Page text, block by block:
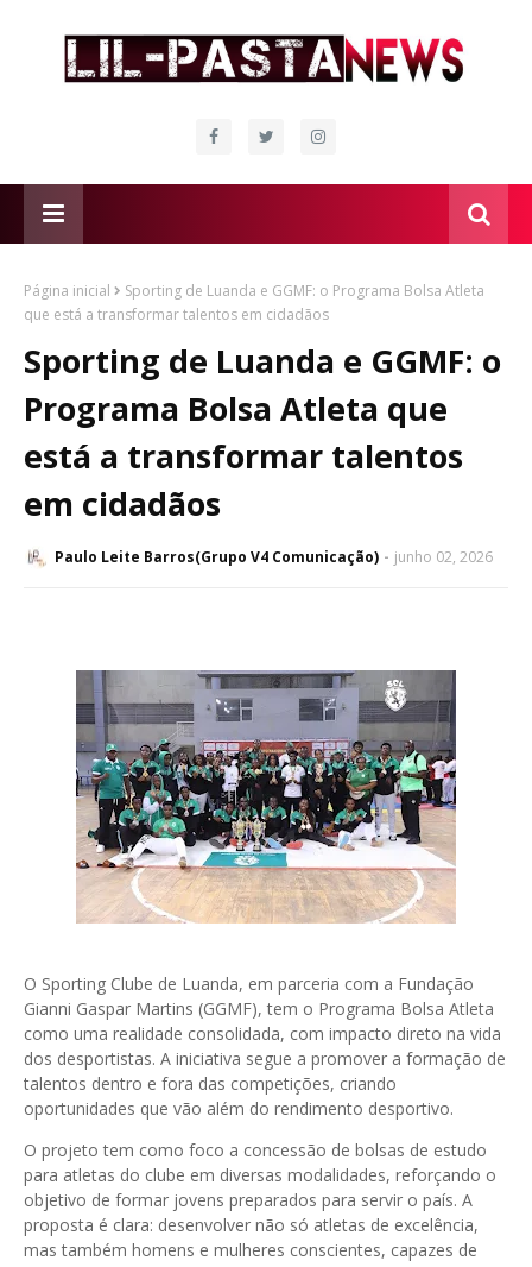
Página inicial
Sporting de Luanda e GGMF: o Programa Bolsa Atleta
que está a transformar talentos em cidadãos
Sporting de Luanda e GGMF: o
Programa Bolsa Atleta que
está a transformar talentos
em cidadãos
Paulo Leite Barros(Grupo V4 Comunicação) junho 02, 2026
O Sporting Clube de Luanda, em parceria com a Fundação
Gianni Gaspar Martins (GGMF), tem o Programa Bolsa Atleta
como uma realidade consolidada, com impacto direto na vida
dos desportistas. A iniciativa segue a promover a formação de
talentos dentro e fora das competições, criando
oportunidades que vão além do rendimento desportivo.
O projeto tem como foco a concessão de bolsas de estudo
para atletas do clube em diversas modalidades, reforçando o
objetivo de formar jovens preparados para servir o país. A
proposta é clara: desenvolver não só atletas de excelência,
mas também homens e mulheres conscientes, capazes de